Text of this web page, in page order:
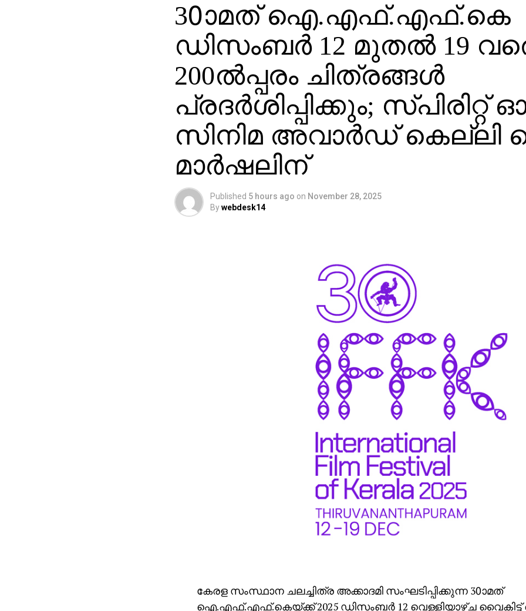
30ാമത് ഐ.എഫ്.എഫ്.കെ
ഡിസംബര്‍ 12 മുതല്‍ 19
200ല്‍പ്പരം ചിത്രങ്ങള്‍
പ്രദര്‍ശിപ്പിക്കും; സ്പിരിറ്റ്
സിനിമ അവാര്‍ഡ്
മാര്‍ഷലിന്
Published 5 hours ago on November 28, 2025
Bywebdesk14
കേരള സംസ്ഥാന ചലച്ചിത്ര അക്കാദമി സംഘടിപ്പിക്കുന്ന 30ാമത്
ഐ.എഫ്.എഫ്.കെയ്ക്ക് 2025 ഡിസംബര്‍ 12 വെള്ളിയാഴ്ച